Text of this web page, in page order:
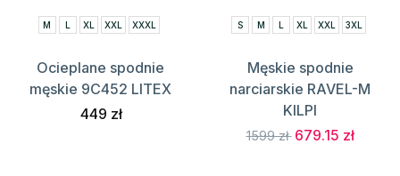
M L XL XXL XXXL
Ocieplane spodnie
męskie 9C452 LITEX
449 zł
S M L XL XXL 3XL
Męskie spodnie
narciarskie RAVEL-M
KILPI
1599 zł 679.15 zł